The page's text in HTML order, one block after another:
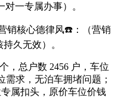
一专属办事）。
核心德律风☎️：（营销
久无效）。
总户数 2456 户，车位
需求，无泊车拥堵问题；
属扣头，原价车位价钱